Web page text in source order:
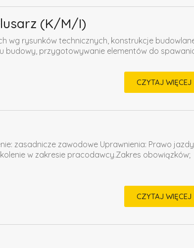
(K/M/I)
wg rysunków technicznych, konstrukcje
budowy, przygotowywanie elementów do
CZYTAJ WIĘCEJ
zasadnicze zawodowe Uprawnienia: Prawo
w zakresie pracodawcy.Zakres obowiązków;
CZYTAJ WIĘCEJ